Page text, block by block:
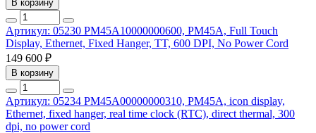
В корзину
Артикул: 05230 PM45A10000000600, PM45A, Full Touch
Display, Ethernet, Fixed Hanger, TT, 600 DPI, No Power Cord
149 600 ₽
В корзину
Артикул: 05234 PM45A00000000310, PM45A, icon display,
Ethernet, fixed hanger, real time clock (RTC), direct thermal, 300
dpi, no power cord